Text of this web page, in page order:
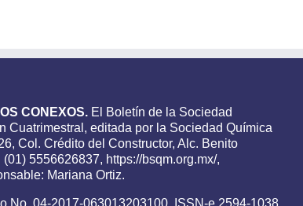
CONEXOS. El Boletín de la Sociedad
Cuatrimestral, editada por la Sociedad Química
Col. Crédito del Constructor, Alc. Benito
5556626837, https://bsqm.org.mx/,
Mariana Ortiz.